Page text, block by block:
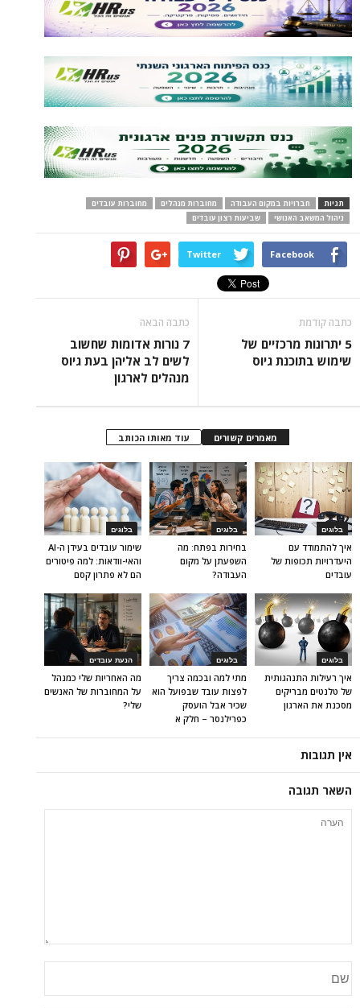
תגיות חברויות במקום העבודה מחוברות מנהלים
מחוברות עובדים
ניהול המשאב האנושי
שביעות רצון עובדים
Facebook
Twitter
כתבה קודמת
5 יתרונות מרכזיים של
שימוש בתוכנת גיוס
כתבה הבאה
7 נורות אדומות שחשוב
לשים לב אליהן בעת גיוס
מנהלים לארגון
מאמרים קשורים עוד מאותו הכותב
בלוגים
שימור עובדים בעידן ה-AI
והאי-וודאות: למה פיטורים
הם לא פתרון קסם
בלוגים
בחירות בפתח: מה
השפעתן על מקום
העבודה?
בלוגים
איך להתמודד עם
היעדרויות תכופות של
עובדים
הנעת עובדים
מה האחריות שלי כמנהל
על המחוברות של האנשים
שלי?
בלוגים
מתי למה ובכמה צריך
לפצות עובד שבפועל הוא
שכיר אבל הועסק
כפרילנסר – חלק א
בלוגים
איך רעילות התנהגותית
של טלנטים מבריקים
מסכנת את הארגון
אין תגובות
השאר תגובה